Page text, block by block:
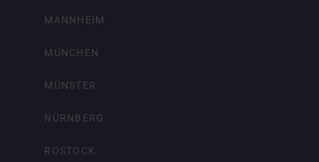
MANNHEIM
MÜNCHEN
MÜNSTER
NÜRNBERG
ROSTOCK